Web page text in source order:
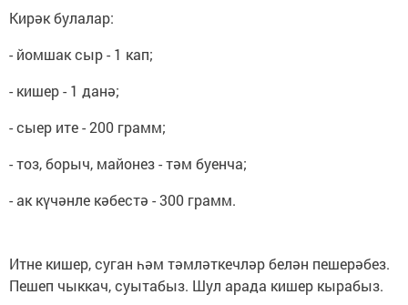
Кирәк булалар:
- йомшак сыр - 1 кап;
- кишер - 1 данә;
- сыер ите - 200 грамм;
- тоз, борыч, майонез - тәм буенча;
- ак күчәнле кәбестә - 300 грамм.
Итне кишер, суган һәм тәмләткечләр белән пешерәбез.
Пешеп чыккач, суытабыз. Шул арада кишер кырабыз.